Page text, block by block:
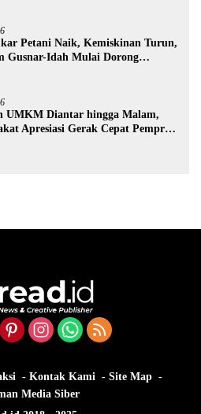
Petani Naik, Kemiskinan Turun,
Gusnar-Idah Mulai Dorong
UMKM Diantar hingga Malam,
Apresiasi Gerak Cepat Pemprov
Kontak Kami
Site Map
Media Siber